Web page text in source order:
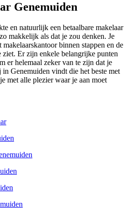
Genemuiden
en natuurlijk een betaalbare makelaar
makkelijk als dat je zou denken. Je
binnen stappen en de
ziet. Er zijn enkele belangrijke punten
er helemaal zeker van te zijn dat je
Genemuiden vindt die het beste met
met alle plezier waar je aan moet